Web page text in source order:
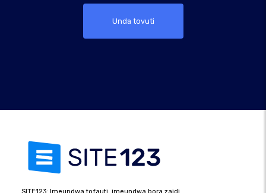
Unda tovuti
SITE123: Imeundwa tofauti, imeundwa bora zaidi.